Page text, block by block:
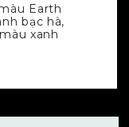
Earth
bạc hà,
xanh